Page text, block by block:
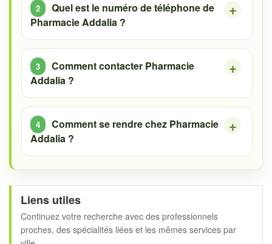
Quel est le numéro de téléphone de
Pharmacie Addalia ?
Comment contacter Pharmacie
Addalia ?
Comment se rendre chez Pharmacie
Addalia ?
Liens utiles
Continuez votre recherche avec des professionnels
proches, des spécialités liées et les mêmes services par